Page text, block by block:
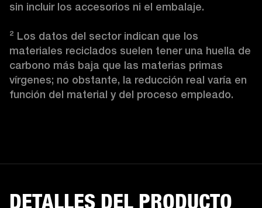
sin incluir los accesorios ni el embalaje.
² Los datos del sector indican que los
materiales reciclados suelen tener una huella de
carbono más baja que las materias primas
vírgenes; no obstante, la reducción real varía en
función del material y del proceso empleado.
DETALLES DEL PRODUCTO